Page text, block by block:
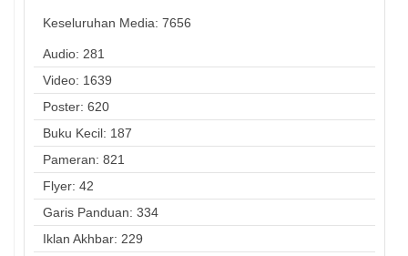
Keseluruhan Media: 7656
Audio: 281
Video: 1639
Poster: 620
Buku Kecil: 187
Pameran: 821
Flyer: 42
Garis Panduan: 334
Iklan Akhbar: 229